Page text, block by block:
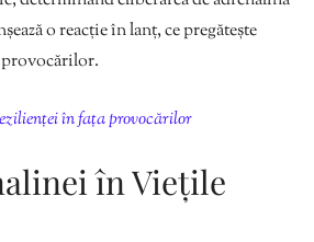
o reacție în lanț, ce pregătește
provocărilor.
în fața provocărilor
în Viețile